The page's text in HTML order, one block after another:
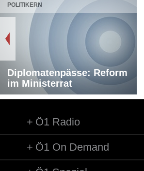
POLITIKERN
Diplomatenpässe: Reform
im Ministerrat
Ö1 Radio
Ö1 On Demand